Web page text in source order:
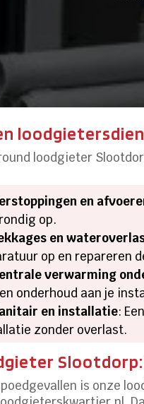
loodgieter
en
op.
en
op en repareren
verwarming
onderhoud aan je
en installatie:
zonder overlast.
is onze